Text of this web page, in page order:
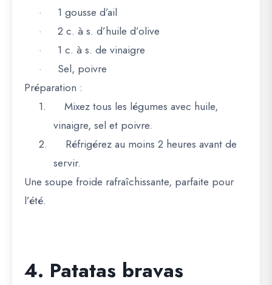
· 1 gousse d’ail
· 2 c. à s. d’huile d’olive
· 1 c. à s. de vinaigre
·
Sel, poivre
Préparation :
1.
Mixez tous les légumes avec huile,
vinaigre, sel et poivre.
2.
Réfrigérez au moins 2 heures avant de
servir.
Une soupe froide rafraîchissante, parfaite pour
l’été.
4. Patatas bravas